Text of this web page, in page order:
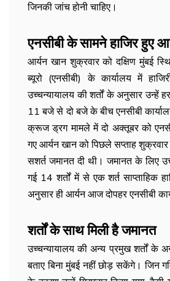
जिनकी जांच होनी चाहिए।
एनसीबी के सामने हाजिर हुए
आर्यन खान शुक्रवार को दक्षिण मुंबई
ब्यूरो (एनसीबी) के कार्यालय में
उच्चन्यायालय की शर्तों के अनुसार उन्हें
11 बजे से दो बजे के बीच एनसीबी
क्रूज ड्रग मामले में दो अक्तूबर को
गए आर्यन खान को पिछले सप्ताह
सशर्त जमानत दी थी। जमानत के लिए
गई 14 शर्तों में से एक शर्त साप्ताहिक
अनुसार ही आर्यन आज दोपहर एनसीबी
शर्तों के साथ मिली है जमानत
उच्चन्यायालय की अन्य प्रमुख शर्तों के
बताए बिना मुंबई नहीं छोड़ सकेंगे। जिन